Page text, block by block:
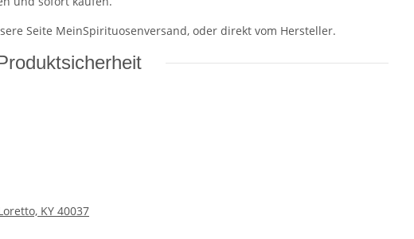
Seite MeinSpirituosenversand, oder direkt vom Hersteller.
KY 40037